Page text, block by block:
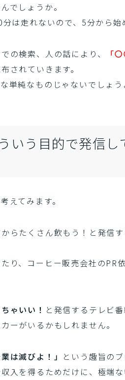
でしょうか。
は走れないので、5分から始
の検索、人の話により、
「
されていきます。
単純なものじゃないでしょう
いう目的で発信し
えてみます。
らたくさん飲もう！と発信
り、コーヒー販売会社のPR
ゃいい！ と発信するテレビ
ーがいるかもしれません。
は滅びよ！」 という趣旨のブ
入を得るためだけに、極端